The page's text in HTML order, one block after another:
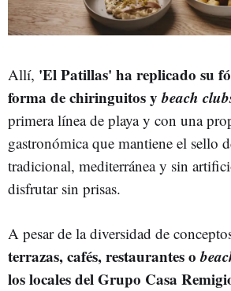
Allí, 'El Patillas' ha replicado su
forma de chiringuitos ybeach
primera línea de playa y con una
gastronómica que mantiene el sello
tradicional, mediterránea y sin
disfrutar sin prisas.
A pesar de la diversidad de
terrazas, cafés, restaurantes o
los locales del Grupo Casa